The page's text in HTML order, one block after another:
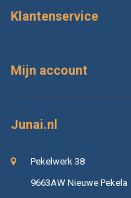
Klantenservice
Mijn account
Junai.nl
Pekelwerk 38
9663AW Nieuwe Pekela